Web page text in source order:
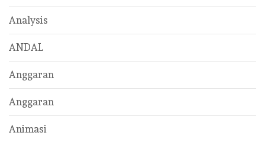
Analysis
ANDAL
Anggaran
Anggaran
Animasi